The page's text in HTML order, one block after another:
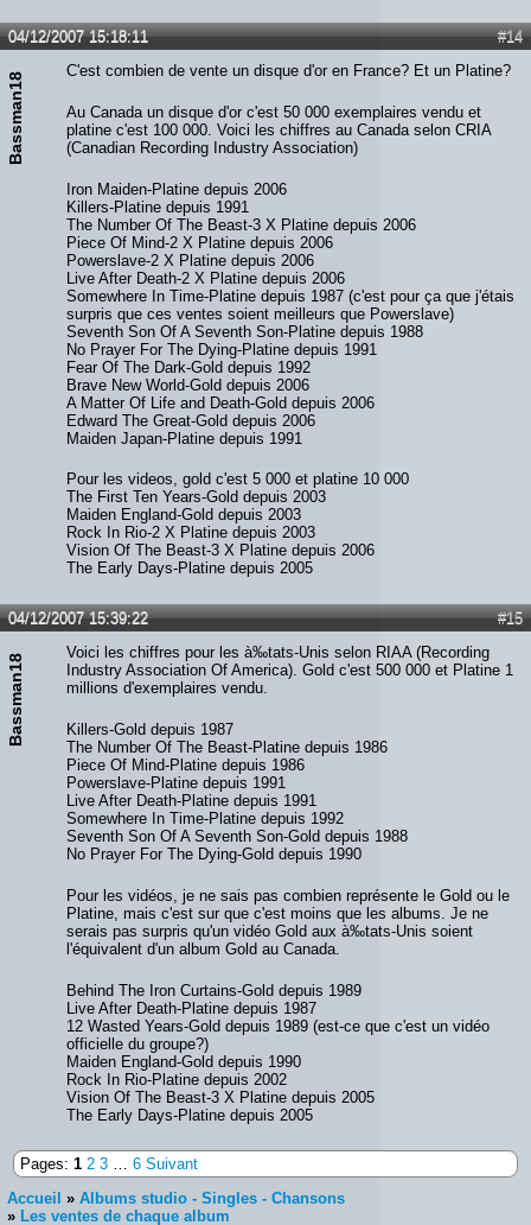
#14
04/12/2007 15:18:11
Bassman18
C'est combien de vente un disque d'or en France? Et un Platine?
Au Canada un disque d'or c'est 50 000 exemplaires vendu et
platine c'est 100 000. Voici les chiffres au Canada selon CRIA
(Canadian Recording Industry Association)
Iron Maiden-Platine depuis 2006
Killers-Platine depuis 1991
The Number Of The Beast-3 X Platine depuis 2006
Piece Of Mind-2 X Platine depuis 2006
Powerslave-2 X Platine depuis 2006
Live After Death-2 X Platine depuis 2006
Somewhere In Time-Platine depuis 1987 (c'est pour ça que j'étais
surpris que ces ventes soient meilleurs que Powerslave)
Seventh Son Of A Seventh Son-Platine depuis 1988
No Prayer For The Dying-Platine depuis 1991
Fear Of The Dark-Gold depuis 1992
Brave New World-Gold depuis 2006
A Matter Of Life and Death-Gold depuis 2006
Edward The Great-Gold depuis 2006
Maiden Japan-Platine depuis 1991
Pour les videos, gold c'est 5 000 et platine 10 000
The First Ten Years-Gold depuis 2003
Maiden England-Gold depuis 2003
Rock In Rio-2 X Platine depuis 2003
Vision Of The Beast-3 X Platine depuis 2006
The Early Days-Platine depuis 2005
#15
04/12/2007 15:39:22
Bassman18
Voici les chiffres pour les à‰tats-Unis selon RIAA (Recording
Industry Association Of America). Gold c'est 500 000 et Platine 1
millions d'exemplaires vendu.
Killers-Gold depuis 1987
The Number Of The Beast-Platine depuis 1986
Piece Of Mind-Platine depuis 1986
Powerslave-Platine depuis 1991
Live After Death-Platine depuis 1991
Somewhere In Time-Platine depuis 1992
Seventh Son Of A Seventh Son-Gold depuis 1988
No Prayer For The Dying-Gold depuis 1990
Pour les vidéos, je ne sais pas combien représente le Gold ou le
Platine, mais c'est sur que c'est moins que les albums. Je ne
serais pas surpris qu'un vidéo Gold aux à‰tats-Unis soient
l'équivalent d'un album Gold au Canada.
Behind The Iron Curtains-Gold depuis 1989
Live After Death-Platine depuis 1987
12 Wasted Years-Gold depuis 1989 (est-ce que c'est un vidéo
officielle du groupe?)
Maiden England-Gold depuis 1990
Rock In Rio-Platine depuis 2002
Vision Of The Beast-3 X Platine depuis 2005
The Early Days-Platine depuis 2005
Pages: 1 2 3 … 6 Suivant
Accueil » Albums studio - Singles - Chansons
» Les ventes de chaque album